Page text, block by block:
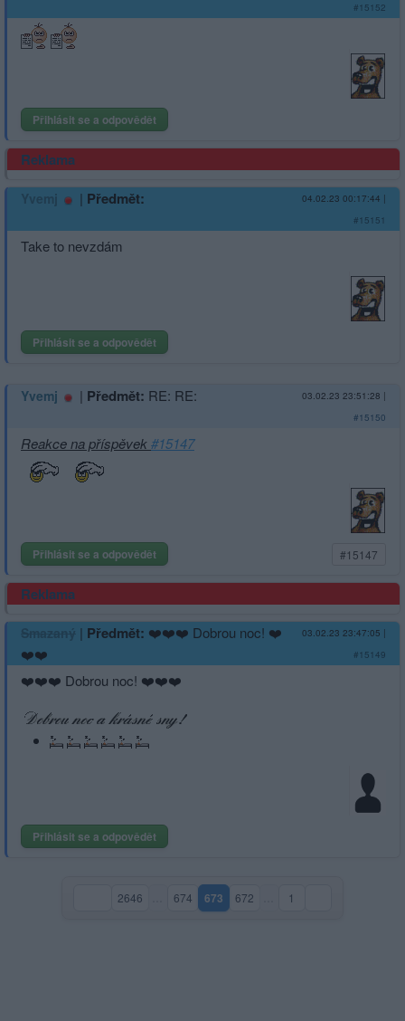
#15152
Přihlásit se a odpovědět
Reklama
Yvemj | Předmět: 04.02.23 00:17:44 |
#15151
Take to nevzdám
Přihlásit se a odpovědět
Yvemj | Předmět: RE: RE: 03.02.23 23:51:28 |
#15150
Reakce na příspěvek#15147
Přihlásit se a odpovědět #15147
Reklama
Smazaný | Předmět: ❤️❤️❤️ Dobrou noc! ❤️
❤️❤️
03.02.23 23:47:05 |
#15149
❤️❤️❤️ Dobrou noc! ❤️❤️❤️
Přihlásit se a odpovědět
2646 674 673(aktuální strana)
672 1